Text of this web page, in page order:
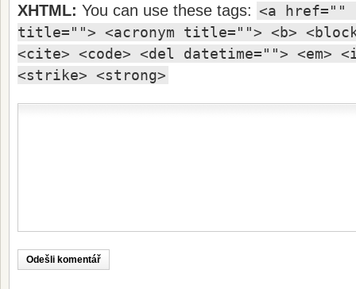
XHTML: You can use these tags: <a href=""
title=""> <acronym title=""> <b>
<cite> <code> <del datetime=""> <em>
<strike> <strong>